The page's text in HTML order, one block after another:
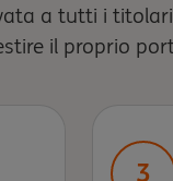
a tutti i titolari
il proprio
3